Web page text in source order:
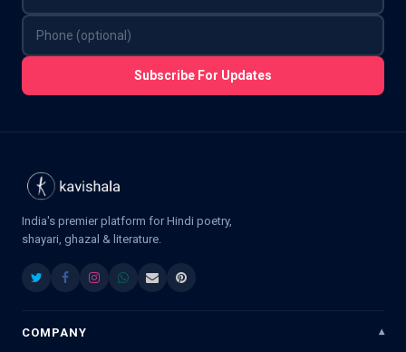
Subscribe For Updates
India's premier platform for Hindi poetry,
shayari, ghazal & literature.
COMPANY